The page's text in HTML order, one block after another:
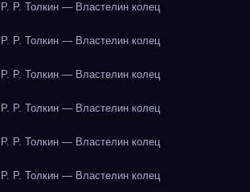
Р. Толкин — Властелин колец
Р. Толкин — Властелин колец
Р. Толкин — Властелин колец
Р. Толкин — Властелин колец
Р. Толкин — Властелин колец
Р. Толкин — Властелин колец